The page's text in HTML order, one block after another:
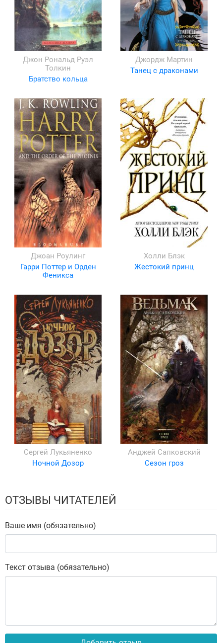
Джон Рональд Руэл
Толкин
Братство кольца
Джордж Мартин
Танец с драконами
Джоан Роулинг
Гарри Поттер и Орден
Феникса
Холли Блэк
Жестокий принц
Сергей Лукьяненко
Ночной Дозор
Анджей Сапковский
Сезон гроз
ОТЗЫВЫ ЧИТАТЕЛЕЙ
Ваше имя (обязательно)
Текст отзыва (обязательно)